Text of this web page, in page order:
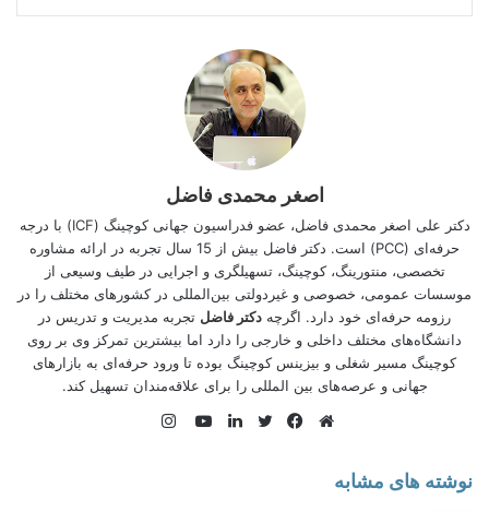
دکتر عمادی
موثرترین مدیر در بهره وری کشاورزی ایران انتخاب و معرفی شد.
دکتر عمادی از سال ۱۳۸۵ فعالیت های فشرده بین المللی خود را با
سازمانهای بین المللی و توسعه ای آغاز نمود. محمدحسین عمادی با
طیف گسترده‌ای از این سازمان ‌ها از جمله ،FAO, UNDP,
کشورهای مختلف جهان فعالیت داشتند.
دکتر عمادی بمدت هشت سال با سازمانهای بین المللی در بازسازی
افغانستان بعنوان مشاور ارشد وزرای کشاورزی و توسعه روستایی
اصغر محمدی فاضل
دکتر علی اصغر محمدی فاضل، عضو فدراسیون جهانی کوچینگ (ICF) با درجه
حرفه‌ای (PCC) است. دکتر فاضل بیش از 15 سال تجربه در ارائه مشاوره
تخصصی، منتورینگ، کوچینگ، تسهیلگری و اجرایی در طیف وسیعی از
موسسات عمومی، خصوصی و غیردولتی بین‌المللی در کشورهای مختلف را در
رزومه حرفه‌ای خود دارد. اگرچه دکتر فاضل تجربه مدیریت و تدریس در
دانشگاه‌های مختلف داخلی و خارجی را دارد اما بیشترین تمركز وی بر روی
كوچینگ مسیر شغلی و بیزینس کوچینگ بوده تا ورود حرفه‌ای به بازارهای
جهانی و عرصه‌های بین المللی را برای علاقه‌‌مندان تسهیل کند.
نوشته های مشابه